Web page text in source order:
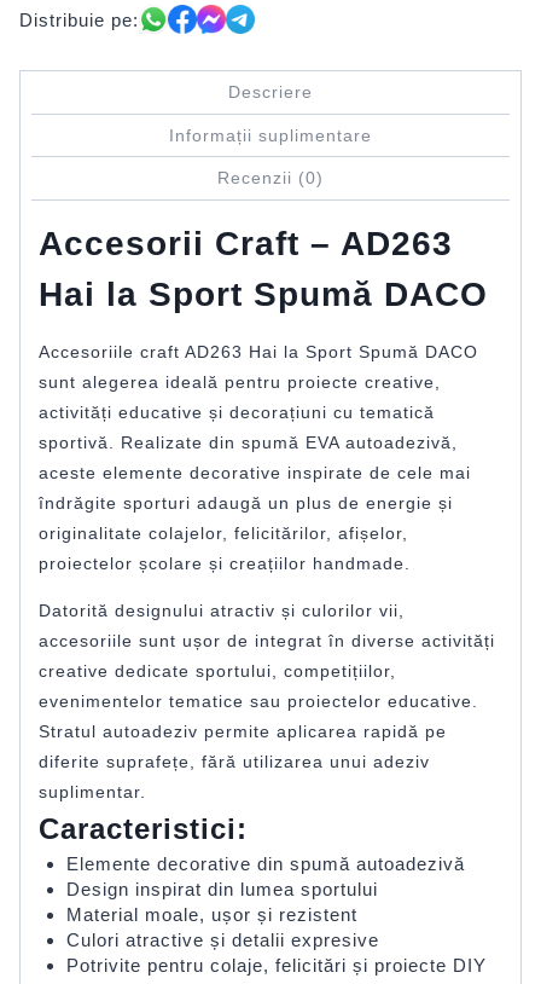
Distribuie pe:
Descriere
Informații suplimentare
Recenzii (0)
Accesorii Craft – AD263
Hai la Sport Spumă DACO
Accesoriile craft AD263 Hai la Sport Spumă DACO
sunt alegerea ideală pentru proiecte creative,
activități educative și decorațiuni cu tematică
sportivă. Realizate din spumă EVA autoadezivă,
aceste elemente decorative inspirate de cele mai
îndrăgite sporturi adaugă un plus de energie și
originalitate colajelor, felicitărilor, afișelor,
proiectelor școlare și creațiilor handmade.
Datorită designului atractiv și culorilor vii,
accesoriile sunt ușor de integrat în diverse activități
creative dedicate sportului, competițiilor,
evenimentelor tematice sau proiectelor educative.
Stratul autoadeziv permite aplicarea rapidă pe
diferite suprafețe, fără utilizarea unui adeziv
suplimentar.
Caracteristici:
Elemente decorative din spumă autoadezivă
Design inspirat din lumea sportului
Material moale, ușor și rezistent
Culori atractive și detalii expresive
Potrivite pentru colaje, felicitări și proiecte DIY